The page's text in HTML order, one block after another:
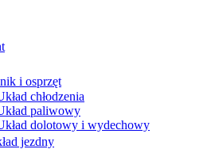
i osprzęt
chłodzenia
paliwowy
dolotowy i wydechowy
jezdny